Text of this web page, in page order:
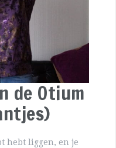
de Otium
hebt liggen, en je